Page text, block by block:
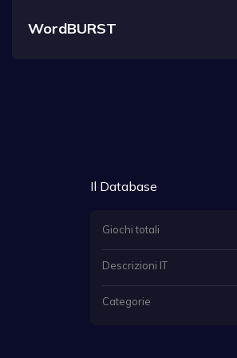
WordBURST
Il Database
Giochi totali
Descrizioni IT
Categorie